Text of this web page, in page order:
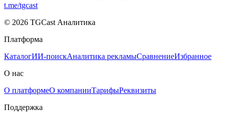
t.me/tgcast
© 2026 TGCast Аналитика
Платформа
КаталогИИ-поискАналитика рекламыСравнениеИзбранное
О нас
О платформеО компанииТарифыРеквизиты
Поддержка